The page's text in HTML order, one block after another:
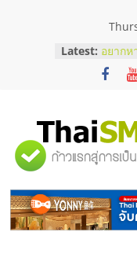
Latest: อยากห
เริ่มยั
สัมมน
ไชส์ ค
ร้านเ
บริษัท
วิธีเลือ
โจทย์ธุ
"ศูนย์
รวม
ข้อมูล